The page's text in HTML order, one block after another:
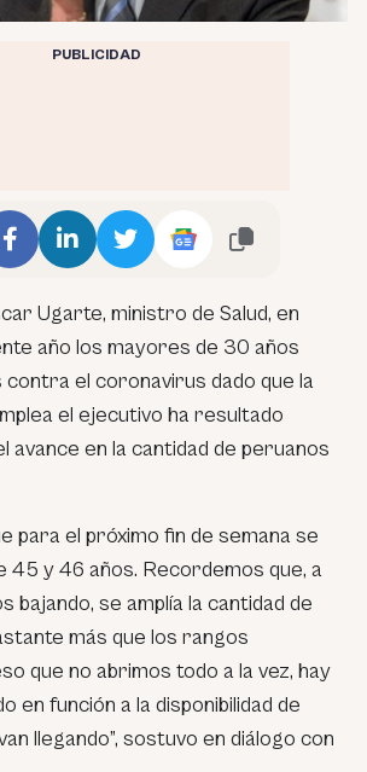
PUBLICIDAD
Ugarte, ministro de Salud, en
año los mayores de 30 años
contra el coronavirus dado que la
el ejecutivo ha resultado
avance en la cantidad de peruanos
para el próximo fin de semana se
45 y 46 años. Recordemos que, a
bajando, se amplía la cantidad de
más que los rangos
que no abrimos todo a la vez, hay
en función a la disponibilidad de
llegando”, sostuvo en diálogo con